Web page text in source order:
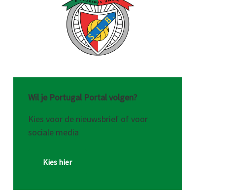
Wil je Portugal Portal volgen?
Kies voor de nieuwsbrief of voor
sociale media
Kies hier